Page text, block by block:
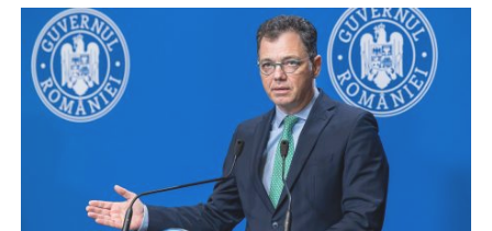
de dezvoltare în tendințele economice pentru anul 2025, a
declarat, luni, șeful...